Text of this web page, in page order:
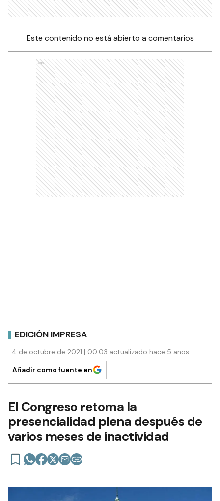
Este contenido no está abierto a comentarios
Ads
EDICIÓN IMPRESA
4 de octubre de 2021 | 00:03 actualizado hace 5 años
Añadir como fuente en
El Congreso retoma la
presencialidad plena después de
varios meses de inactividad